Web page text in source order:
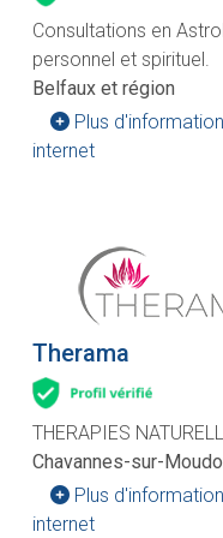
Consultations en
personnel et spirituel.
Belfaux et région
Plus
internet
Therama
THERAPIES
Chavannes-sur-
Plus
internet